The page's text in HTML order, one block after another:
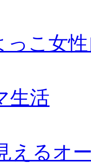
っこ女
生活
えるオ